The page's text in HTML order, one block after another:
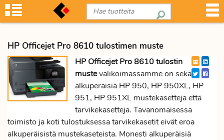
HP Officejet Pro 8610 tulostimen muste
HP Officejet Pro 8610 tulostin
mustevalikoimassamme on sekä
alkuperäisiä HP 950, HP 950XL, HP
951, HP 951XL mustekasetteja että
tarvikekasetteja. Tavanomaisessa
toimisto ja koti tulostuksessa tarvikekasetit eivät eroa
alkuperäisistä mustekaseteista. Monesti alkuperäisiä